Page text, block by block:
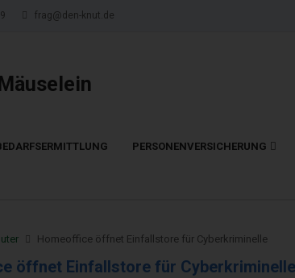
frag@den-knut.de
PERSONENVERSICHERUNG
Homeoffice öffnet Einfallstore für Cyberkriminelle
öffnet Einfallstore für Cyberkriminelle